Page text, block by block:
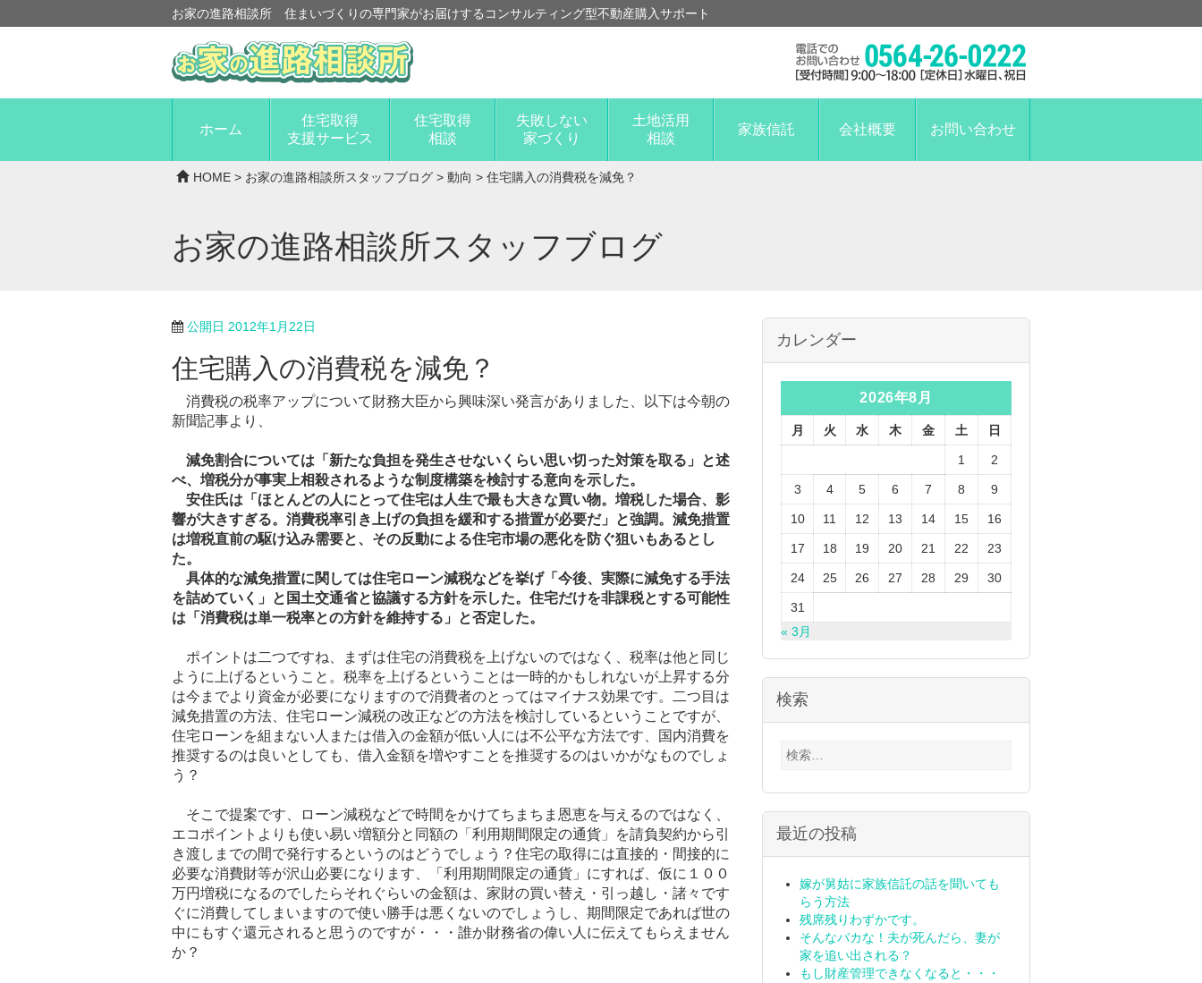
お家の進路相談所 住まいづくりの専門家がお届けするコンサルティング型不動産購入サポート
ホーム
住宅取得
支援サービス
住宅取得
相談
失敗しない
家づくり
土地活用
相談
家族信託 会社概要 お問い合わせ
HOME > お家の進路相談所スタッフブログ > 動向 > 住宅購入の消費税を減免？
お家の進路相談所スタッフブログ
公開日 2012年1月22日
住宅購入の消費税を減免？
消費税の税率アップについて財務大臣から興味深い発言がありました、以下は今朝の
新聞記事より、
減免割合については「新たな負担を発生させないくらい思い切った対策を取る」と述
べ、増税分が事実上相殺されるような制度構築を検討する意向を示した。
安住氏は「ほとんどの人にとって住宅は人生で最も大きな買い物。増税した場合、影
響が大きすぎる。消費税率引き上げの負担を緩和する措置が必要だ」と強調。減免措置
は増税直前の駆け込み需要と、その反動による住宅市場の悪化を防ぐ狙いもあるとし
た。
具体的な減免措置に関しては住宅ローン減税などを挙げ「今後、実際に減免する手法
を詰めていく」と国土交通省と協議する方針を示した。住宅だけを非課税とする可能性
は「消費税は単一税率との方針を維持する」と否定した。
ポイントは二つですね、まずは住宅の消費税を上げないのではなく、税率は他と同じ
ように上げるということ。税率を上げるということは一時的かもしれないが上昇する分
は今までより資金が必要になりますので消費者のとってはマイナス効果です。二つ目は
減免措置の方法、住宅ローン減税の改正などの方法を検討しているということですが、
住宅ローンを組まない人または借入の金額が低い人には不公平な方法です、国内消費を
推奨するのは良いとしても、借入金額を増やすことを推奨するのはいかがなものでしょ
う？
そこで提案です、ローン減税などで時間をかけてちまちま恩恵を与えるのではなく、
エコポイントよりも使い易い増額分と同額の「利用期間限定の通貨」を請負契約から引
き渡しまでの間で発行するというのはどうでしょう？住宅の取得には直接的・間接的に
必要な消費財等が沢山必要になります、「利用期間限定の通貨」にすれば、仮に１００
万円増税になるのでしたらそれぐらいの金額は、家財の買い替え・引っ越し・諸々です
ぐに消費してしまいますので使い勝手は悪くないのでしょうし、期間限定であれば世の
中にもすぐ還元されると思うのですが・・・誰か財務省の偉い人に伝えてもらえません
か？
カレンダー
2026年8月
月 火 水 木 金 土 日
1 2
3 4 5 6 7 8 9
10 11 12 13 14 15 16
17 18 19 20 21 22 23
24 25 26 27 28 29 30
31
« 3月
検索
検
最近の投稿
嫁が舅姑に家族信託の話を聞いても
らう方法
残席残りわずかです。
そんなバカな！夫が死んだら、妻が
家を追い出される？
もし財産管理できなくなると・・・